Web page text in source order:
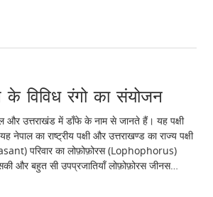
के विविध रंगो का संयोजन
और उत्तराखंड में डाँफे के नाम से जानते हैं। यह पक्षी
नेपाल का राष्ट्रीय पक्षी और उत्तराखण्ड का राज्य पक्षी
परिवार का लोफ़ोफ़ोरस (Lophophorus)
और बहुत सी उपप्रजातियाँ लोफ़ोफ़ोरस जीनस…